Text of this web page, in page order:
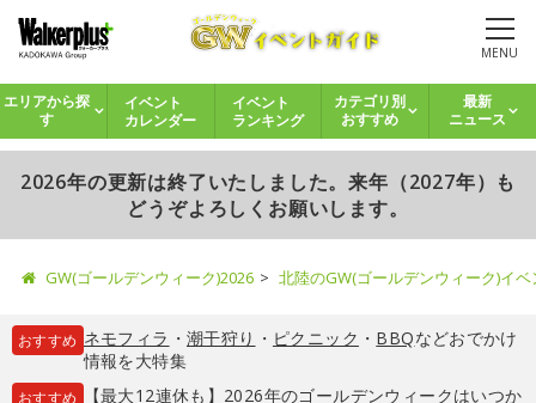
MENU
エリアから探
す
イベント
カレンダー
イベント
ランキング
カテゴリ別
おすすめ
最新
ニュース
2026年の更新は終了いたしました。来年（2027年）も
どうぞよろしくお願いします。
GW(ゴールデンウィーク)2026 北陸のGW(ゴールデンウィーク)イ
おすすめ ネモフィラ ・ 潮干狩り ・ ピクニック ・ BBQなどおでかけ
情報を大特集
おすすめ
【最大12連休も】2026年のゴールデンウィークはいつか